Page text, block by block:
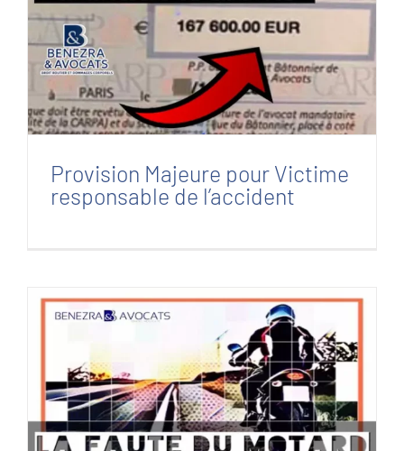
Provision Majeure pour Victime responsable
de l’accident
Provision Majeure pour Victime
responsable de l’accident
La faute du motard et ses conséquences